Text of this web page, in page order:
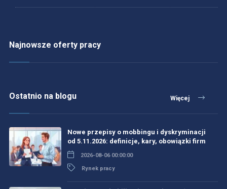
Najnowsze oferty pracy
Ostatnio na blogu Więcej
Nowe przepisy o mobbingu i dyskryminacji
od 5.11.2026: definicje, kary, obowiązki firm
2026-08-06 00:00:00
Rynek pracy